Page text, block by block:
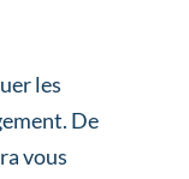
les
De
vous